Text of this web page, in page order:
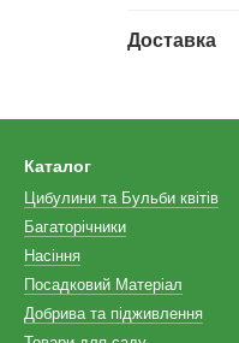
Доставка
Каталог
Цибулини та Бульби квітів
Багаторічники
Насіння
Посадковий Матеріал
Добрива та підживлення